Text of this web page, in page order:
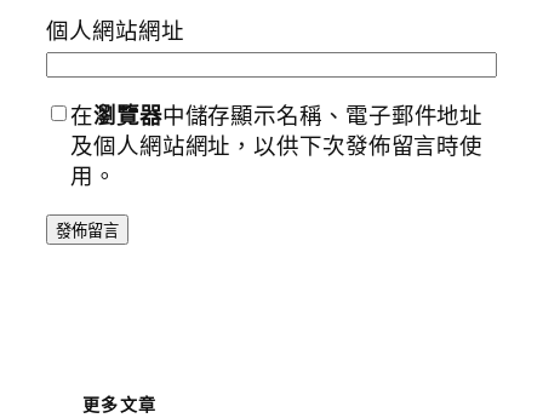
個人網站網址
在瀏覽器中儲存顯示名稱、電子郵件地址
及個人網站網址，以供下次發佈留言時使
用。
更多文章